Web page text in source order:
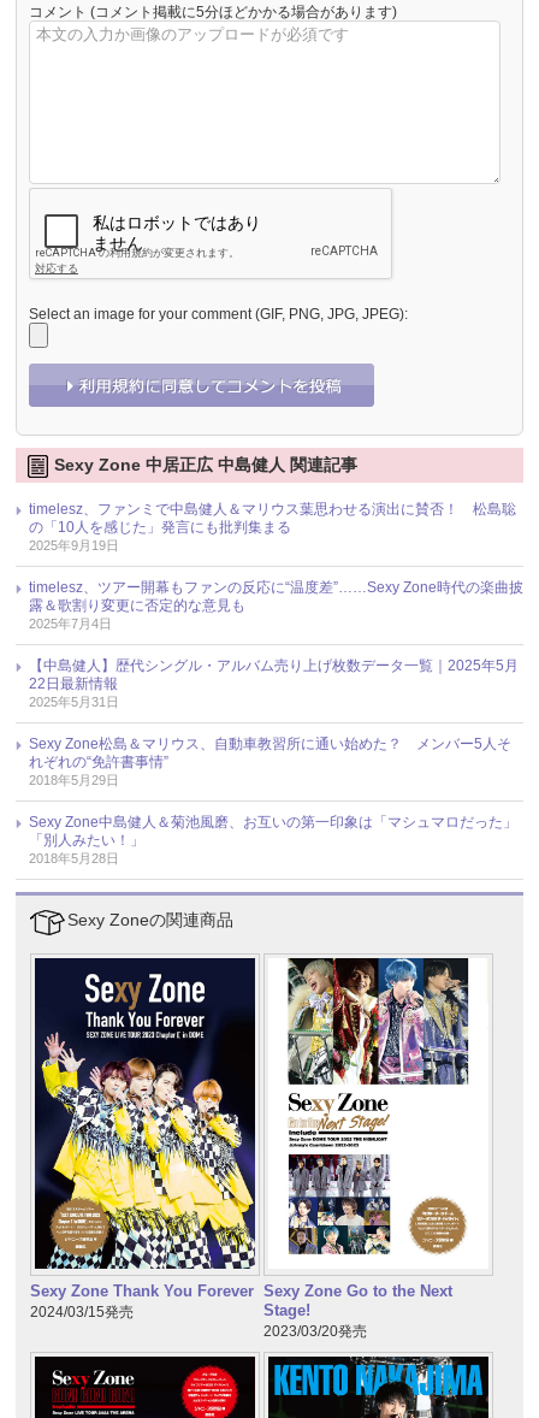
コメント (コメント掲載に5分ほどかかる場合があります)
Select an image for your comment (GIF, PNG, JPG, JPEG):
Sexy Zone 中居正広 中島健人 関連記事
timelesz、ファンミで中島健人＆マリウス葉思わせる演出に賛否！ 松島聡
の「10人を感じた」発言にも批判集まる
2025年9月19日
timelesz、ツアー開幕もファンの反応に“温度差”……Sexy Zone時代の楽曲披
露＆歌割り変更に否定的な意見も
2025年7月4日
【中島健人】歴代シングル・アルバム売り上げ枚数データ一覧｜2025年5月
22日最新情報
2025年5月31日
Sexy Zone松島＆マリウス、自動車教習所に通い始めた？ メンバー5人そ
れぞれの“免許書事情”
2018年5月29日
Sexy Zone中島健人＆菊池風磨、お互いの第一印象は「マシュマロだった」
「別人みたい！」
2018年5月28日
Sexy Zoneの関連商品
Sexy Zone Thank You Forever
2024/03/15発売
Sexy Zone Go to the Next
Stage!
2023/03/20発売